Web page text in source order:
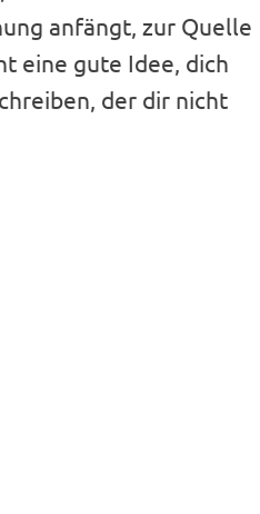
anfängt, zur Quelle
eine gute Idee, dich
der dir nicht